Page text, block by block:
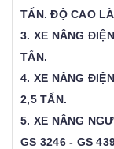
TẤN. ĐỘ CAO
3. XE NÂNG
TẤN.
4. XE NÂNG
2,5 TẤN.
5. XE NÂNG
GS 3246 - GS